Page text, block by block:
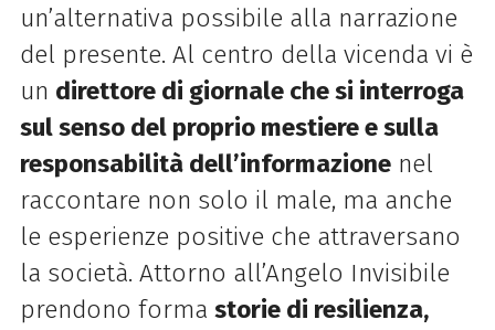
un’alternativa possibile alla narrazione
del presente. Al centro della vicenda vi è
un direttore di giornale che si interroga
sul senso del proprio mestiere e sulla
responsabilità dell’informazionenel
raccontare non solo il male, ma anche
le esperienze positive che attraversano
la società. Attorno all’Angelo Invisibile
prendono forma storie di resilienza,